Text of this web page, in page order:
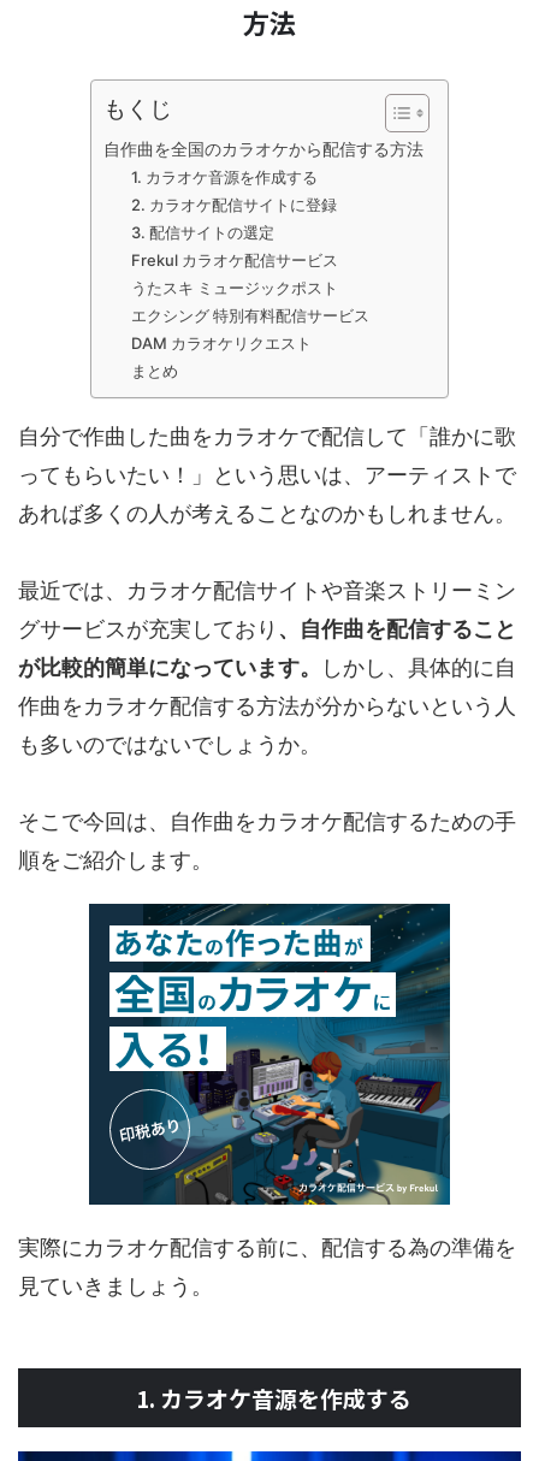
方法
もくじ
自作曲を全国のカラオケから配信する方法
1. カラオケ音源を作成する
2. カラオケ配信サイトに登録
3. 配信サイトの選定
Frekul カラオケ配信サービス
うたスキ ミュージックポスト
エクシング 特別有料配信サービス
DAM カラオケリクエスト
まとめ
自分で作曲した曲をカラオケで配信して「誰かに歌
ってもらいたい！」という思いは、アーティストで
あれば多くの人が考えることなのかもしれません。
最近では、カラオケ配信サイトや音楽ストリーミン
グサービスが充実しており 、自作曲を配信すること
が比較的簡単になっています。
しかし、具体的に自
作曲をカラオケ配信する方法が分からないという人
も多いのではないでしょうか。
そこで今回は、自作曲をカラオケ配信するための手
順をご紹介します。
実際にカラオケ配信する前に、配信する為の準備を
見ていきましょう。
1. カラオケ音源を作成する